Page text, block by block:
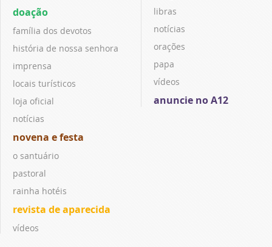
doação
família dos devotos
história de nossa senhora
imprensa
locais turísticos
loja oficial
notícias
novena e festa
o santuário
pastoral
rainha hotéis
revista de aparecida
vídeos
libras
notícias
orações
papa
vídeos
anuncie no A12